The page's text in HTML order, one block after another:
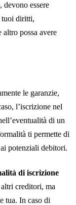
devono essere
tuoi diritti,
possa avere
le garanzie,
l’iscrizione nel
di un
ti permette di
potenziali debitori.
di iscrizione
creditori, ma
tua. In caso di